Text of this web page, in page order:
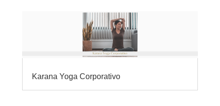
Karana Yoga Corporativo